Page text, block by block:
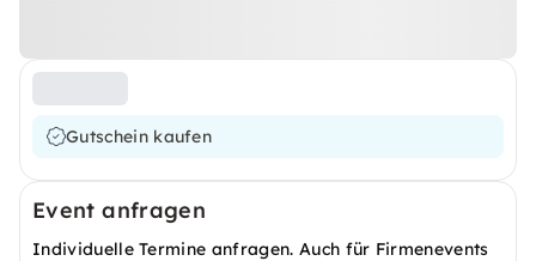
Gutschein kaufen
Event anfragen
Individuelle Termine anfragen. Auch für Firmenevents